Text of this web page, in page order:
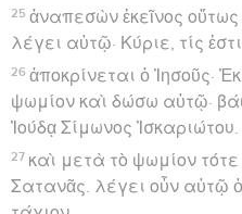
25 ἀναπεσὼν ἐκεῖνος οὕτως
λέγει αὐτῷ· Κύριε, τίς
26 ἀποκρίνεται ὁ Ἰησοῦς·
ψωμίον καὶ δώσω αὐτῷ·
Ἰούδᾳ Σίμωνος Ἰσκαριώτου.
27 καὶ μετὰ τὸ ψωμίον τότε
Σατανᾶς. λέγει οὖν αὐτῷ ὁ